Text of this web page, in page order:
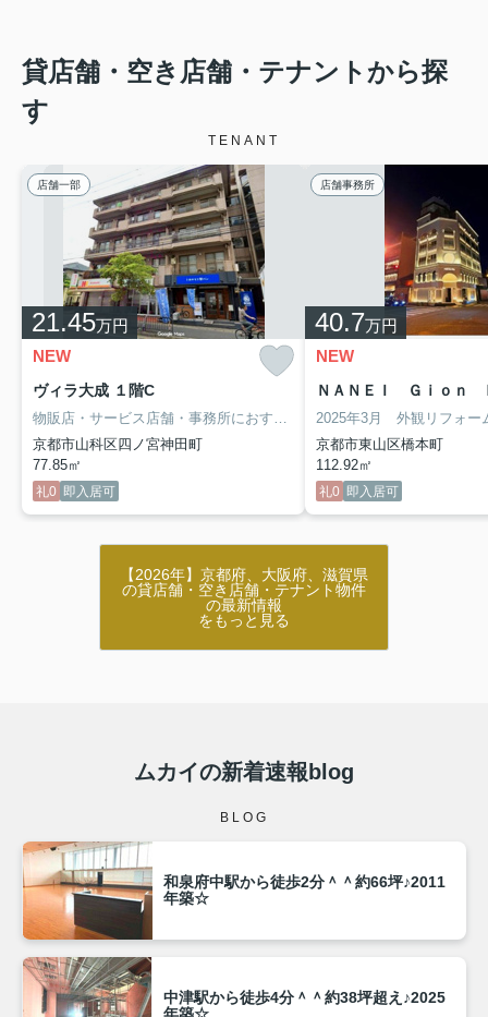
貸店舗・空き店舗・テナントから探
す
TENANT
店舗一部
21.45万円
NEW
ヴィラ大成 １階C
物販店・サービス店舗・事務所におすすめ！
JR・地下鉄「山科」駅徒
京都市山科区四ノ宮神田町
77.85㎡
礼0 即入居可
店舗事務所
40.7万円
NEW
ＮＡＮＥＩ Ｇｉｏｎ
2025年3月 外観リフォー
京都市東山区橋本町
112.92㎡
礼0 即入居可
【2026年】京都府、大阪府、滋賀県
の貸店舗・空き店舗・テナント物件
の最新情報
をもっと見る
ムカイの新着速報blog
BLOG
和泉府中駅から徒歩2分＾＾約66坪♪2011
年築☆
中津駅から徒歩4分＾＾約38坪超え♪2025